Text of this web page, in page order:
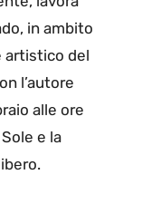
in ambito
artistico del
l’autore
alle ore
e la